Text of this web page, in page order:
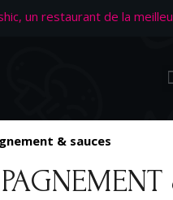
un restaurant de la
& sauces